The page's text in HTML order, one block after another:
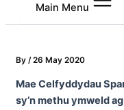
Main Menu
By /26 May 2020
Mae Celfyddydau
sy’n methu ymweld